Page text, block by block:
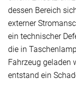
dessen Bereich
externer
ein technischer
die in
Fahrzeug geladen
entstand ein